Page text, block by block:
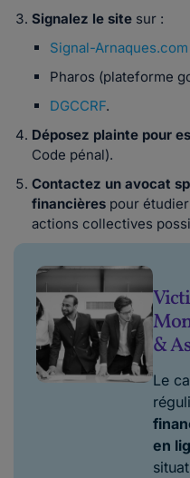
Signalez le site sur :
Signal-Arnaques.com
Pharos (plateforme
DGCCRF.
Déposez plainte pour
Code pénal).
Contactez un avocat
financières pour
actions collectives
&
Le
en